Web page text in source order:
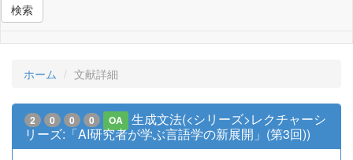
検索
ホーム 文献詳細
2 0 0 0 OA
生成文法(<シリーズ>レクチャーシ
リーズ:「AI研究者が学ぶ言語学の新展開」(第3回))